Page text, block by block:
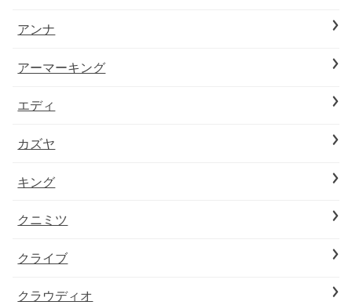
アンナ
アーマーキング
エディ
カズヤ
キング
クニミツ
クライブ
クラウディオ